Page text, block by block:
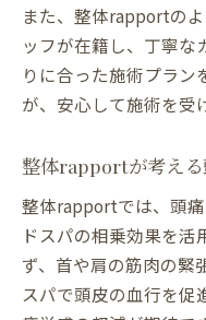
また、整体rapportの
ッフが在籍し、丁寧な
りに合った施術プラン
が、安心して施術を受
整体rapportが考える
整体rapportでは、頭
ドスパの相乗効果を活
ず、首や肩の筋肉の緊
スパで頭皮の血行を促